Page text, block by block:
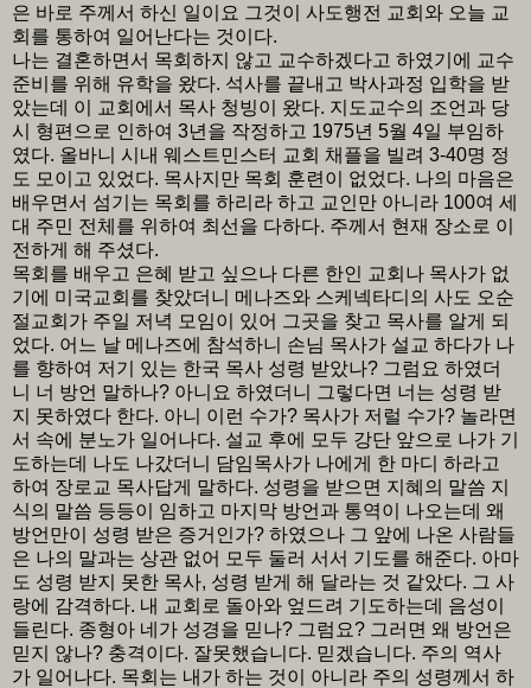
은 바로 주께서 하신 일이요 그것이 사도행전 교회와 오늘 교
회를 통하여 일어난다는 것이다.
나는 결혼하면서 목회하지 않고 교수하겠다고 하였기에 교수
준비를 위해 유학을 왔다. 석사를 끝내고 박사과정 입학을 받
았는데 이 교회에서 목사 청빙이 왔다. 지도교수의 조언과 당
시 형편으로 인하여 3년을 작정하고 1975년 5월 4일 부임하
였다. 올바니 시내 웨스트민스터 교회 채플을 빌려 3-40명 정
도 모이고 있었다. 목사지만 목회 훈련이 없었다. 나의 마음은
배우면서 섬기는 목회를 하리라 하고 교인만 아니라 100여 세
대 주민 전체를 위하여 최선을 다하다. 주께서 현재 장소로 이
전하게 해 주셨다.
목회를 배우고 은혜 받고 싶으나 다른 한인 교회나 목사가 없
기에 미국교회를 찾았더니 메나즈와 스케넥타디의 사도 오순
절교회가 주일 저녁 모임이 있어 그곳을 찾고 목사를 알게 되
었다. 어느 날 메나즈에 참석하니 손님 목사가 설교 하다가 나
를 향하여 저기 있는 한국 목사 성령 받았나? 그럼요 하였더
니 너 방언 말하나? 아니요 하였더니 그렇다면 너는 성령 받
지 못하였다 한다. 아니 이런 수가? 목사가 저럴 수가? 놀라면
서 속에 분노가 일어나다. 설교 후에 모두 강단 앞으로 나가 기
도하는데 나도 나갔더니 담임목사가 나에게 한 마디 하라고
하여 장로교 목사답게 말하다. 성령을 받으면 지혜의 말씀 지
식의 말씀 등등이 임하고 마지막 방언과 통역이 나오는데 왜
방언만이 성령 받은 증거인가? 하였으나 그 앞에 나온 사람들
은 나의 말과는 상관 없어 모두 둘러 서서 기도를 해준다. 아마
도 성령 받지 못한 목사, 성령 받게 해 달라는 것 같았다. 그 사
랑에 감격하다. 내 교회로 돌아와 엎드려 기도하는데 음성이
들린다. 종형아 네가 성경을 믿나? 그럼요? 그러면 왜 방언은
믿지 않나? 충격이다. 잘못했습니다. 믿겠습니다. 주의 역사
가 일어나다. 목회는 내가 하는 것이 아니라 주의 성령께서 하